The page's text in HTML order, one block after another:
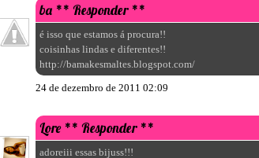
ba ** Responder **
é isso que estamos á procura!!
coisinhas lindas e diferentes!!
http://bamakesmaltes.blogspot.com/
24 de dezembro de 2011 02:09
Lore ** Responder **
adoreiii essas bijuss!!!